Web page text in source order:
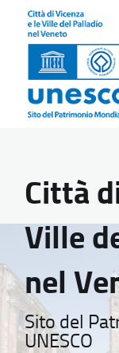
Città
Ville
nel
Sito del
UNESCO